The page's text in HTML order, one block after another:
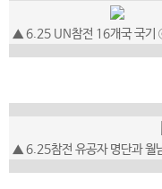
▲ 6.25 UN참전 16개국 국
▲ 6.25참전 유공자 명단과